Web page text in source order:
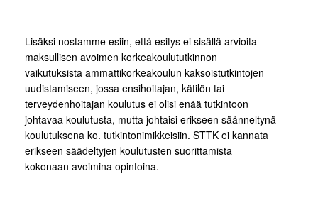
Lisäksi nostamme esiin, että esitys ei sisällä arvioita
maksullisen avoimen korkeakoulututkinnon
vaikutuksista ammattikorkeakoulun kaksoistutkintojen
uudistamiseen, jossa ensihoitajan, kätilön tai
terveydenhoitajan koulutus ei olisi enää tutkintoon
johtavaa koulutusta, mutta johtaisi erikseen säänneltynä
koulutuksena ko. tutkintonimikkeisiin. STTK ei kannata
erikseen säädeltyjen koulutusten suorittamista
kokonaan avoimina opintoina.